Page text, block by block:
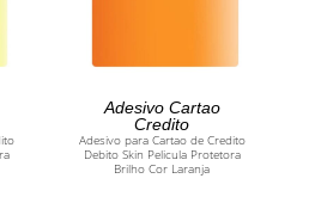
ADICIONAR AO
CARRINHO
Adesivo Cartao
Credito
Adesivo para Cartao de Credito
Debito Skin Pelicula Protetora
Brilho Cor Laranja